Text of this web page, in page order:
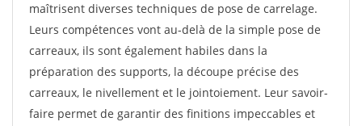
maîtrisent diverses techniques de pose de carrelage.
Leurs compétences vont au-delà de la simple pose de
carreaux, ils sont également habiles dans la
préparation des supports, la découpe précise des
carreaux, le nivellement et le jointoiement. Leur savoir-
faire permet de garantir des finitions impeccables et